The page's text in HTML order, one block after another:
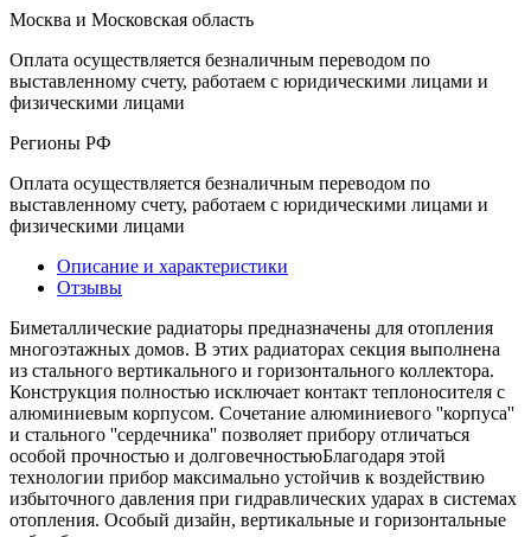
Москва и Московская область
Оплата осуществляется безналичным переводом по
выставленному счету, работаем с юридическими лицами и
физическими лицами
Регионы РФ
Оплата осуществляется безналичным переводом по
выставленному счету, работаем с юридическими лицами и
физическими лицами
Описание и характеристики
Отзывы
Биметаллические радиаторы предназначены для отопления
многоэтажных домов. В этих радиаторах секция выполнена
из стального вертикального и горизонтального коллектора.
Конструкция полностью исключает контакт теплоносителя с
алюминиевым корпусом. Сочетание алюминиевого ''корпуса''
и стального ''сердечника'' позволяет прибору отличаться
особой прочностью и долговечностьюБлагодаря этой
технологии прибор максимально устойчив к воздействию
избыточного давления при гидравлических ударах в системах
отопления. Особый дизайн, вертикальные и горизонтальные